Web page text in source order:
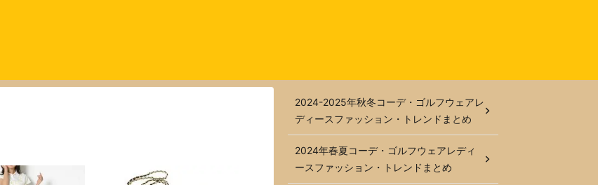
2024-2025年秋冬コーデ・ゴルフウェアレ
ディースファッション・トレンドまとめ
2024年春夏コーデ・ゴルフウェアレディ
ースファッション・トレンドまとめ